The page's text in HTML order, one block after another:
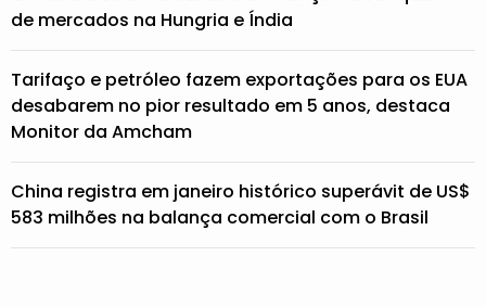
de mercados na Hungria e Índia
Tarifaço e petróleo fazem exportações para os EUA
desabarem no pior resultado em 5 anos, destaca
Monitor da Amcham
China registra em janeiro histórico superávit de US$
583 milhões na balança comercial com o Brasil